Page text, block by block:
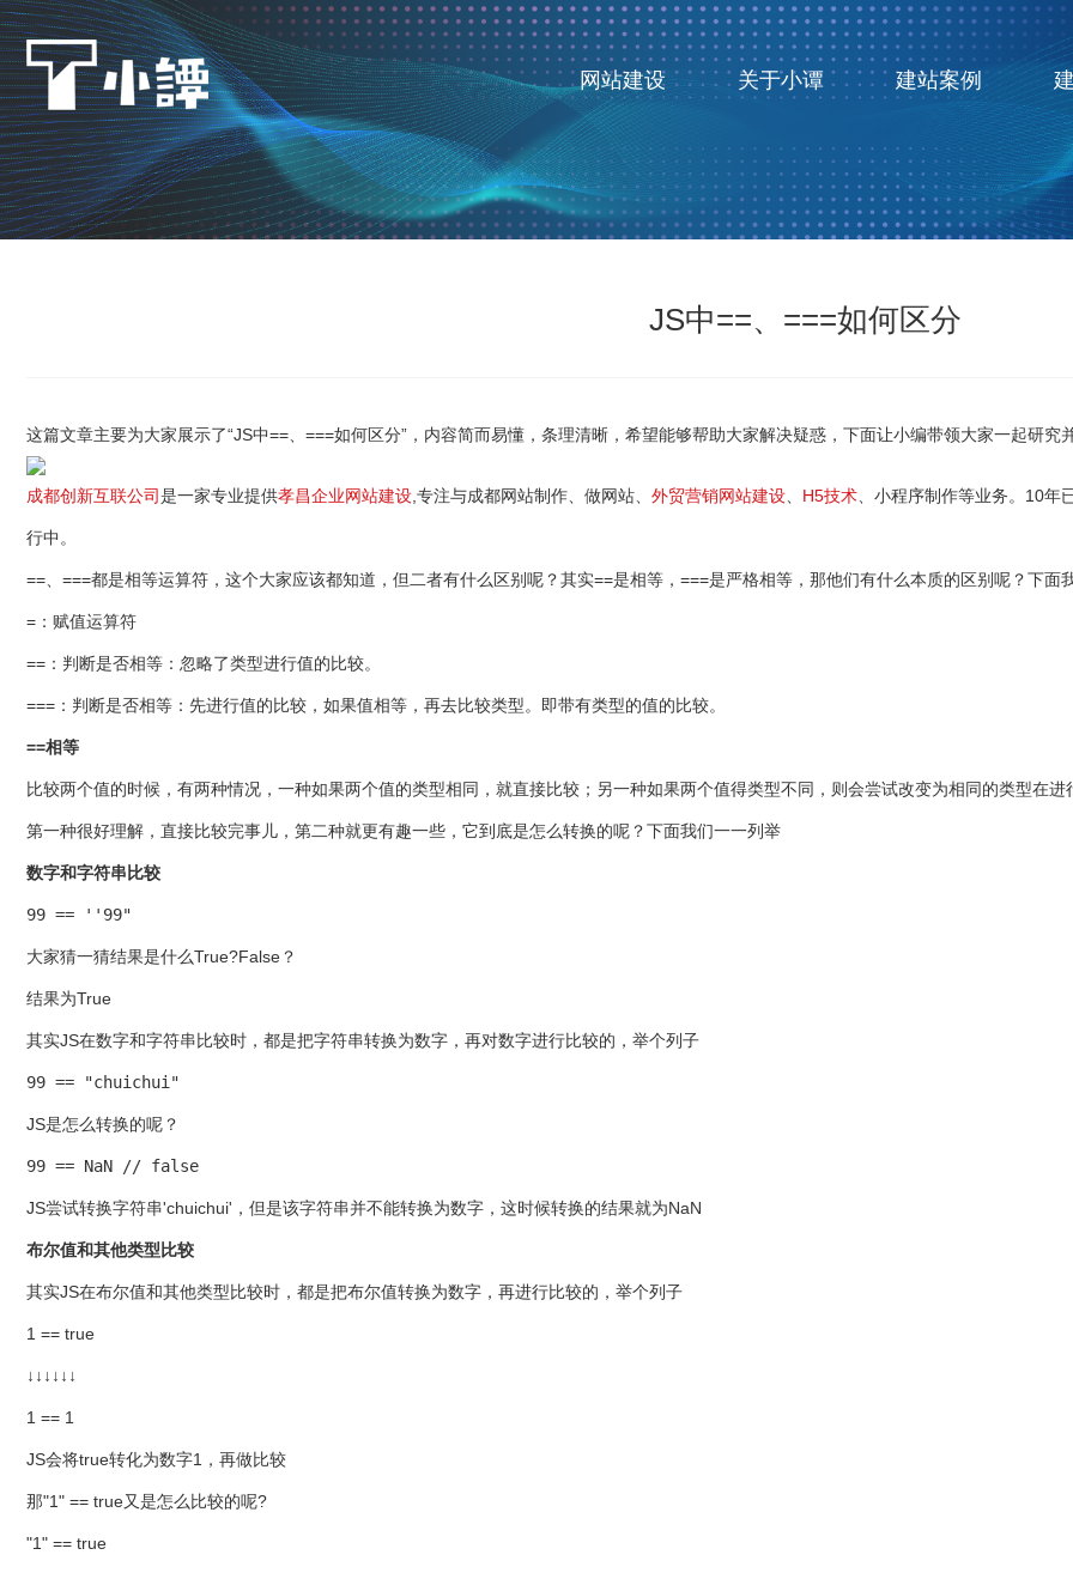
网站建设 关于小谭 建站案例
JS中==、===如何区分
这篇文章主要为大家展示了“JS中==、===如何区分”，内容简而易懂，条理清晰，希望能够帮助大家解决疑惑，下面让小编带领大家一起研究
成都创新互联公司是一家专业提供孝昌企业网站建设 ,专注与成都网站制作、做网站、 外贸营销网站建设 H5技术 、小程序制作等业务。10
行中。
==、===都是相等运算符，这个大家应该都知道，但二者有什么区别呢？其实==是相等，===是严格相等，那他们有什么本质的区别呢？下面
=：赋值运算符
==：判断是否相等：忽略了类型进行值的比较。
===：判断是否相等：先进行值的比较，如果值相等，再去比较类型。即带有类型的值的比较。
==相等
比较两个值的时候，有两种情况，一种如果两个值的类型相同，就直接比较；另一种如果两个值得类型不同，则会尝试改变为相同的类型在进
第一种很好理解，直接比较完事儿，第二种就更有趣一些，它到底是怎么转换的呢？下面我们一一列举
数字和字符串比较
99 == ''99"
大家猜一猜结果是什么True?False？
结果为True
其实JS在数字和字符串比较时，都是把字符串转换为数字，再对数字进行比较的，举个列子
99 == "chuichui"
JS是怎么转换的呢？
99 == NaN // false
JS尝试转换字符串'chuichui'，但是该字符串并不能转换为数字，这时候转换的结果就为NaN
布尔值和其他类型比较
其实JS在布尔值和其他类型比较时，都是把布尔值转换为数字，再进行比较的，举个列子
1 == true
↓↓↓↓↓↓
1 == 1
JS会将true转化为数字1，再做比较
那"1" == true又是怎么比较的呢?
"1" == true